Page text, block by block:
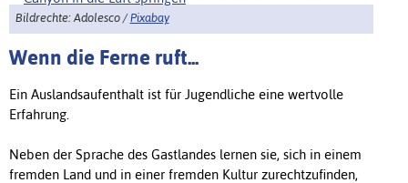
Bildrechte: Adolesco /Pixabay
Wenn die Ferne ruft...
Ein Auslandsaufenthalt ist für Jugendliche eine wertvolle
Erfahrung.
Neben der Sprache des Gastlandes lernen sie, sich in einem
fremden Land und in einer fremden Kultur zurechtzufinden,